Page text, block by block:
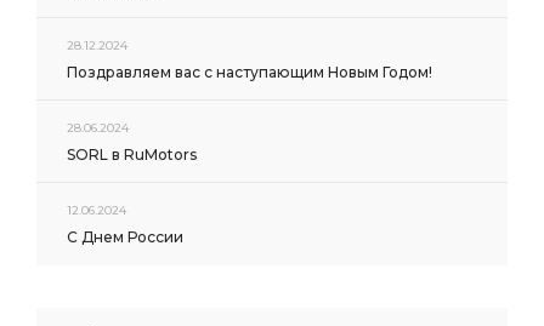
28.12.2024
Поздравляем вас с наступающим Новым Годом!
28.06.2024
SORL в RuMotors
12.06.2024
С Днем России